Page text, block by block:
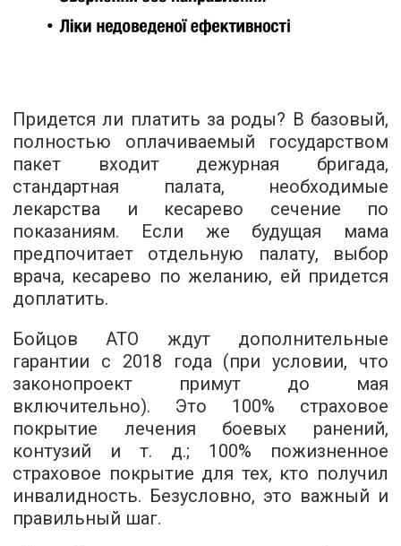
Придется ли платить за роды? В базовый,
полностью оплачиваемый государством
пакет входит дежурная бригада,
стандартная палата, необходимые
лекарства и кесарево сечение по
показаниям. Если же будущая мама
предпочитает отдельную палату, выбор
врача, кесарево по желанию, ей придется
доплатить.
Бойцов АТО ждут дополнительные
гарантии с 2018 года (при условии, что
законопроект примут до мая
включительно). Это 100% страховое
покрытие лечения боевых ранений,
контузий и т. д.; 100% пожизненное
страховое покрытие для тех, кто получил
инвалидность. Безусловно, это важный и
правильный шаг.